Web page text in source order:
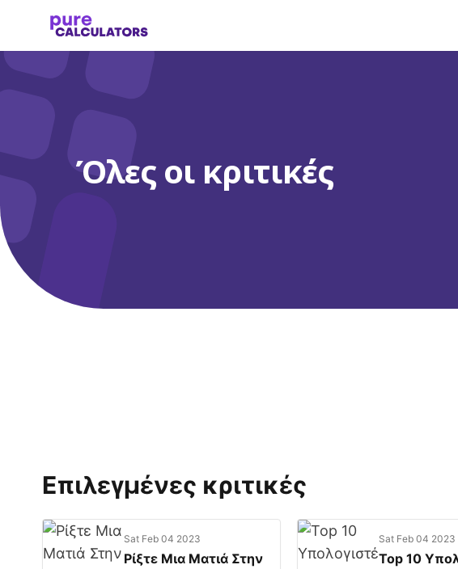
Όλες οι κριτικές
Επιλεγμένες κριτικές
Sat Feb 04 2023
Ρίξτε Μια Ματιά Στην
Sat Feb 04 2023
Top 10